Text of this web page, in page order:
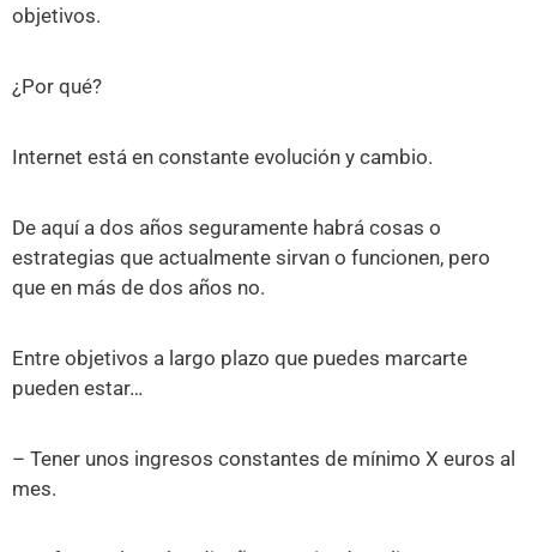
objetivos.
¿Por qué?
Internet está en constante evolución y cambio.
De aquí a dos años seguramente habrá cosas o
estrategias que actualmente sirvan o funcionen, pero
que en más de dos años no.
Entre objetivos a largo plazo que puedes marcarte
pueden estar…
– Tener unos ingresos constantes de mínimo X euros al
mes.